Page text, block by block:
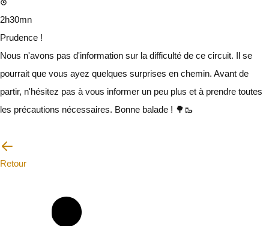
2h30mn
Prudence !
Nous n'avons pas d'information sur la difficulté de ce circuit. Il se
pourrait que vous ayez quelques surprises en chemin. Avant de
partir, n'hésitez pas à vous informer un peu plus et à prendre toutes
les précautions nécessaires. Bonne balade ! 🌳🥾
Retour